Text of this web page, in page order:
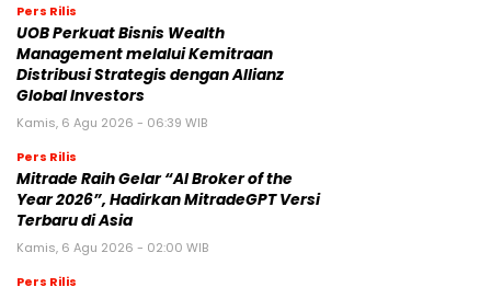
Pers Rilis
UOB Perkuat Bisnis Wealth
Management melalui Kemitraan
Distribusi Strategis dengan Allianz
Global Investors
Kamis, 6 Agu 2026 - 06:39 WIB
Pers Rilis
Mitrade Raih Gelar “AI Broker of the
Year 2026”, Hadirkan MitradeGPT Versi
Terbaru di Asia
Kamis, 6 Agu 2026 - 02:00 WIB
Pers Rilis